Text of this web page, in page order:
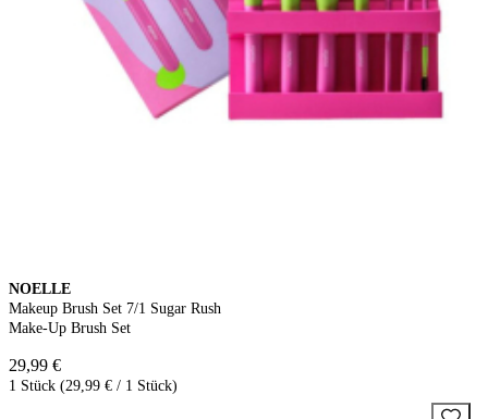
NOELLE
Makeup Brush Set 7/1 Sugar Rush
Make-Up Brush Set
29,99 €
1 Stück (29,99 € / 1 Stück)